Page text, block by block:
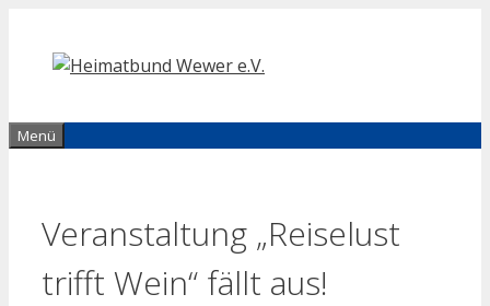
Inhalt
springen
Menü
Veranstaltung „Reiselust
trifft Wein“ fällt aus!